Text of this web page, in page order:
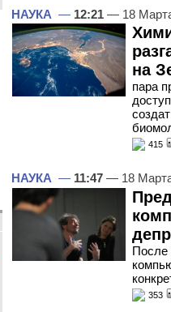
НАУКА — 12:21 — 18
на
пара
415
НАУКА — 11:47 — 18
После
353